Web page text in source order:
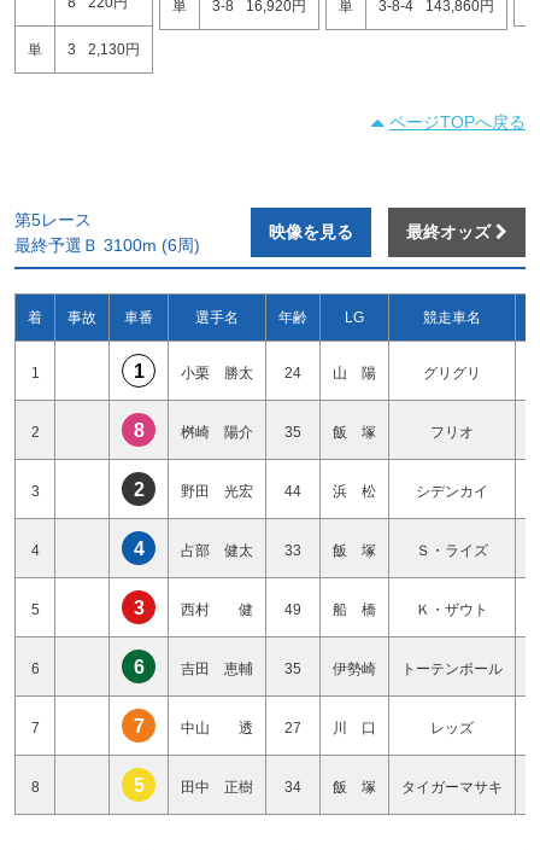
単 3 2,130円
単 3-8 16,920円 単 3-8-4 143,860円
ページTOPへ戻る
第5レース
最終予選Ｂ 3100m (6周)
映像を見る 最終オッズ
着 事故 車番 選手名 年齢 LG 競走車名
1 1 小栗 勝太 24 山 陽 グリグリ
2 8 桝崎 陽介 35 飯 塚 フリオ
3 2 野田 光宏 44 浜 松 シデンカイ
4 4 占部 健太 33 飯 塚 Ｓ・ライズ
5 3 西村 健 49 船 橋 Ｋ・ザウト
6 6 吉田 恵輔 35 伊勢崎 トーテンポール
7 7 中山 透 27 川 口 レッズ
8 5 田中 正樹 34 飯 塚 タイガーマサキ